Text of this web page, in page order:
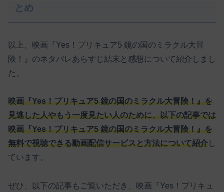
とめ
以上、映画『Yes！プリキュア5 鏡の国のミラクル大冒
険！』のネタバレあらすじ結末と感想について紹介しまし
た。
映画『Yes！プリキュア5 鏡の国のミラクル大冒険！』を
見逃した人やもう一度見たい人のために、以下の記事では
映画『Yes！プリキュア5 鏡の国のミラクル大冒険！』を
無料で視聴できる動画配信サービスと方法について紹介 し
ています。
ぜひ、以下の記事もご覧いただき、映画『Yes！プリキュ